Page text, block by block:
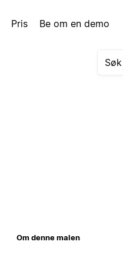
Pris Be om en demo
Om denne malen